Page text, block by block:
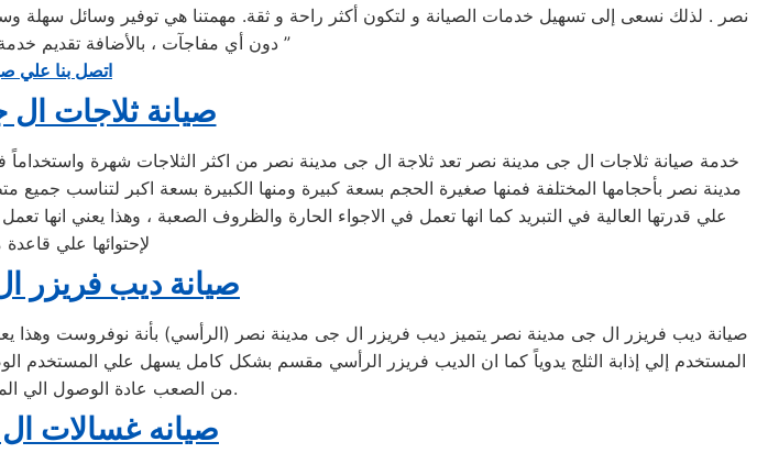
نصر . لذلك نسعى إلى تسهيل خدمات الصيانة و لتكون أكثر راحة و ثقة. مهمتنا هي توفير وسائل سهلة
دون أي مفاجآت ، بالأضافة تقديم خدمة عملاء مميزة من البداية إلى النهاية ”
اتصل بنا علي
صيانة ثلاجات ال
خدمة صيانة ثلاجات ال جى مدينة نصر تعد ثلاجة ال جى مدينة نصر من اكثر الثلاجات شهرة واستخداماً
علي قدرتها العالية في التبريد كما انها تعمل في الاجواء الحارة والظروف الصعبة ، وهذا يعني
لإحتوائها علي
صيانة ديب فريزر
صيانة ديب فريزر ال جى مدينة نصر يتميز ديب فريزر ال جى مدينة نصر (الرأسي) بأنة نوفروست وهذا
المستخدم إلي إذابة الثلج يدوياً كما ان الديب فريزر الرأسي مقسم بشكل كامل يسهل علي المستخدم
من الصعب عادة الوصول الي المحتويات الموجودة في اسفله.
صيانه غسالات